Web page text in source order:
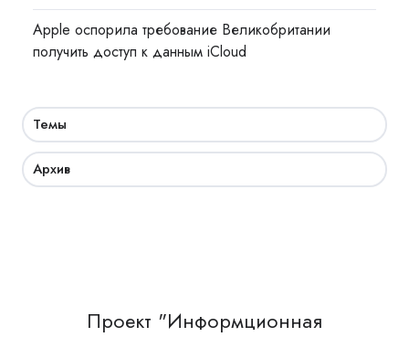
Apple оспорила требование Великобритании
получить доступ к данным iCloud
Темы
Архив
Проект "Информционная